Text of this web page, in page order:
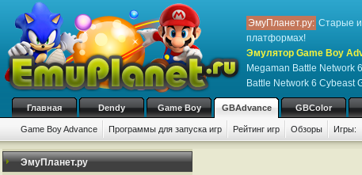
ЭмуПланет.ру: Старые
платформах!
Эмулятор Game Boy
Megaman Battle Network
Battle Network 6 Cybeast
Главная Dendy Game Boy GBAdvance GBColor
Game Boy Advance Программы для запуска игр Рейтинг игр Обзоры Игры:
ЭмуПланет.ру